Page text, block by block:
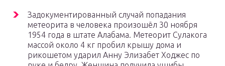
Задокументированный случай попадания
метеорита в человека произошёл 30 ноября
1954 года в штате Алабама. Метеорит Сулакога
массой около 4 кг пробил крышу дома и
рикошетом ударил Анну Элизабет Ходжес по